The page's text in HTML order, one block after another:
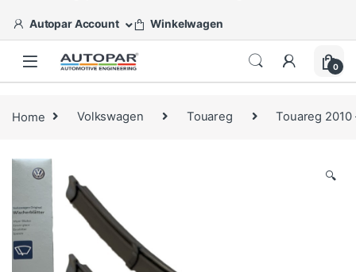
Autopar Account Winkelwagen
0
Home Volkswagen Touareg Touareg 2010
🔍